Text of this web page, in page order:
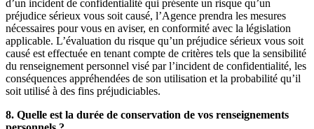
d’un incident de confidentialité qui présente un risque qu’un
préjudice sérieux vous soit causé, l’Agence prendra les mesures
nécessaires pour vous en aviser, en conformité avec la législation
applicable. L’évaluation du risque qu’un préjudice sérieux vous soit
causé est effectuée en tenant compte de critères tels que la sensibilité
du renseignement personnel visé par l’incident de confidentialité, les
conséquences appréhendées de son utilisation et la probabilité qu’il
soit utilisé à des fins préjudiciables.
8. Quelle est la durée de conservation de vos renseignements